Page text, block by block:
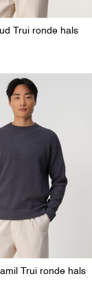
Trui ronde hals
Trui ronde hals